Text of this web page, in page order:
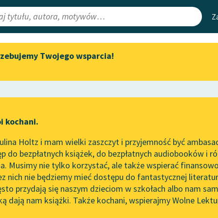
Lektury
redakcyjne
Aktualności
Spotkanie z Katarzyną Tunkiel
do słuchania na Wolnych
Lekturach
Nowy audiobook – „Marzenie
o Oriencie” Sophie Elkan
Kolekcja Nadwyraz.com x
Wolne Lektury – idealna na
Mapa
Leśmianator
API
OAI-PMH
Widget
Twojego wsparcia!
kochani.
Holtz i mam wielki zaszczyt i przyjemność być
do bezpłatnych książek, do bezpłatnych audiobooków i
Musimy nie tylko korzystać, ale także wspierać
nich nie będziemy mieć dostępu do fantastycznej
przydają się naszym dzieciom w szkołach albo nam
dają nam książki. Także kochani, wspierajmy Wolne
Dedykacja✖